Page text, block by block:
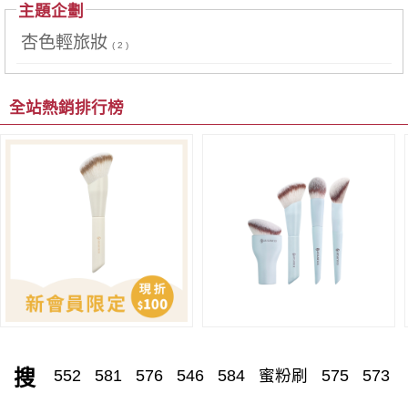
主題企劃
杏色輕旅妝 ( 2 )
全站熱銷排行榜
搜 552 581 576 546 584 蜜粉刷 575
573